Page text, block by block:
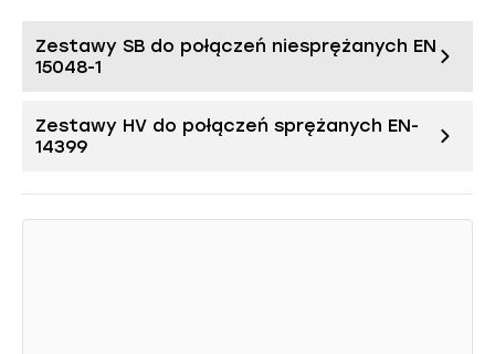
Zestawy SB do połączeń niesprężanych EN
15048-1
Zestawy HV do połączeń sprężanych EN-
14399